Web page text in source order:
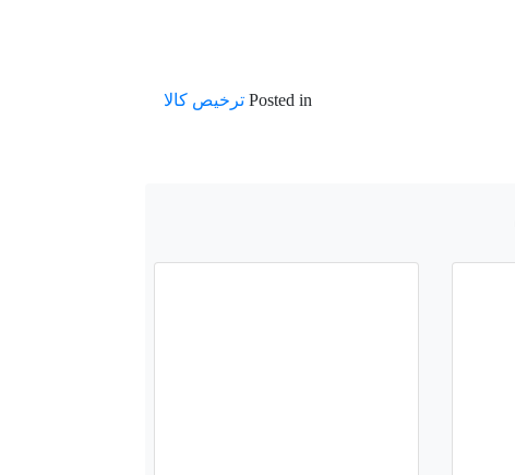
Posted in ترخیص کالا